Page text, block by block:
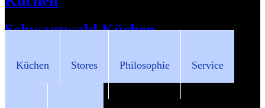
Schwarzwald Küchen
Küchen Stores Philosophie Service